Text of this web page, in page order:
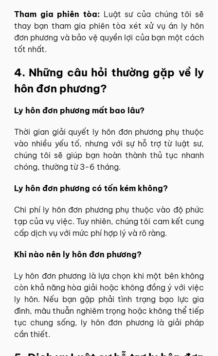
Tham gia phiên tòa: Luật sư của chúng tôi sẽ
thay bạn tham gia phiên tòa xét xử vụ án ly hôn
đơn phương và bảo vệ quyền lợi của bạn một cách
tốt nhất.
4. Những câu hỏi thường gặp về ly
hôn đơn phương?
Ly hôn đơn phương mất bao lâu?
Thời gian giải quyết ly hôn đơn phương phụ thuộc
vào nhiều yếu tố, nhưng với sự hỗ trợ từ luật sư,
chúng tôi sẽ giúp bạn hoàn thành thủ tục nhanh
chóng, thường từ 3-6 tháng.
Ly hôn đơn phương có tốn kém không?
Chi phí ly hôn đơn phương phụ thuộc vào độ phức
tạp của vụ việc. Tuy nhiên, chúng tôi cam kết cung
cấp dịch vụ với mức phí hợp lý và rõ ràng.
Khi nào nên ly hôn đơn phương?
Ly hôn đơn phương là lựa chọn khi một bên không
còn khả năng hòa giải hoặc không đồng ý với việc
ly hôn. Nếu bạn gặp phải tình trạng bạo lực gia
đình, mâu thuẫn nghiêm trọng hoặc không thể tiếp
tục chung sống, ly hôn đơn phương là giải pháp
cần thiết.